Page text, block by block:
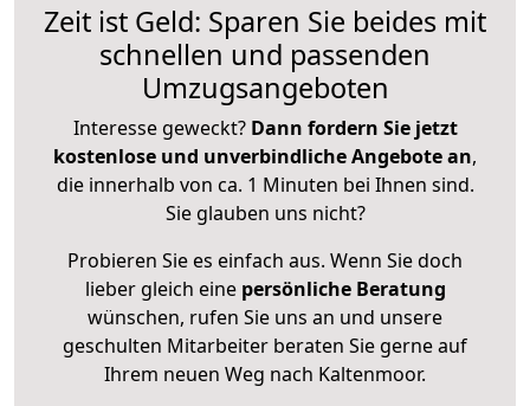
Zeit ist Geld: Sparen Sie beides mit
schnellen und passenden
Umzugsangeboten
Interesse geweckt? Dann fordern Sie jetzt
kostenlose und unverbindliche Angebote an,
die innerhalb von ca. 1 Minuten bei Ihnen sind.
Sie glauben uns nicht?
Probieren Sie es einfach aus. Wenn Sie doch
lieber gleich eine persönliche Beratung
wünschen, rufen Sie uns an und unsere
geschulten Mitarbeiter beraten Sie gerne auf
Ihrem neuen Weg nach Kaltenmoor.